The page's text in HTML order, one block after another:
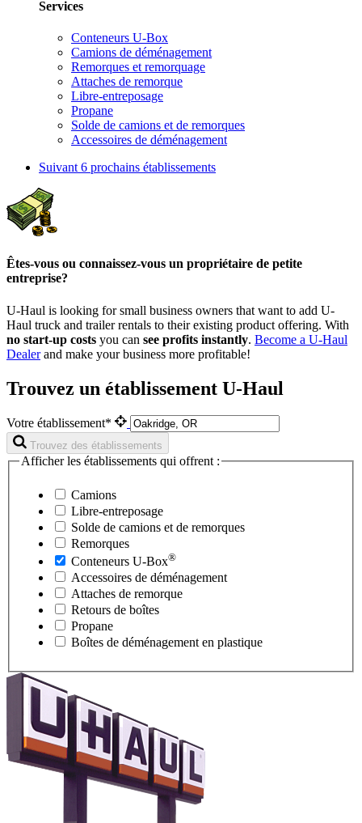
Services
Conteneurs U-Box
Camions de déménagement
Remorques et remorquage
Attaches de remorque
Libre-entreposage
Propane
Solde de camions et de remorques
Accessoires de déménagement
Suivant 6 prochains établissements
Êtes-vous ou connaissez-vous un propriétaire de petite
entreprise?
U-Haul is looking for small business owners that want to add U-
Haul truck and trailer rentals to their existing product offering. With
no start-up costs you can see profits instantly. Become a U-Haul
Dealerand make your business more profitable!
Trouvez un établissement U-Haul
Votre établissement*
Trouvez des établissements
Afficher les établissements qui offrent :
Camions
Libre-entreposage
Solde de camions et de remorques
Remorques
Conteneurs U-Box®
Accessoires de déménagement
Attaches de remorque
Retours de boîtes
Propane
Boîtes de déménagement en plastique